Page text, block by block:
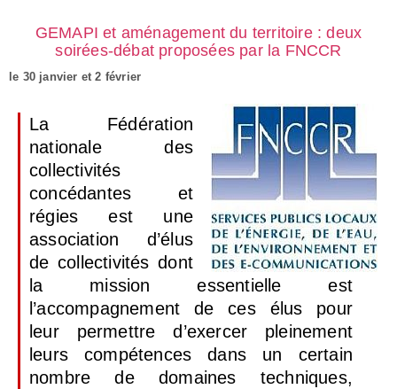
GEMAPI et aménagement du territoire : deux
soirées-débat proposées par la FNCCR
le 30 janvier et 2 février
La Fédération
nationale des
collectivités
concédantes et
régies est une
association d’élus
de collectivités dont
la mission essentielle est
l’accompagnement de ces élus pour
leur permettre d’exercer pleinement
leurs compétences dans un certain
nombre de domaines techniques,